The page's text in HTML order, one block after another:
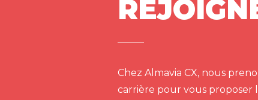
Chez Almavia CX, nous
carrière pour vous proposer